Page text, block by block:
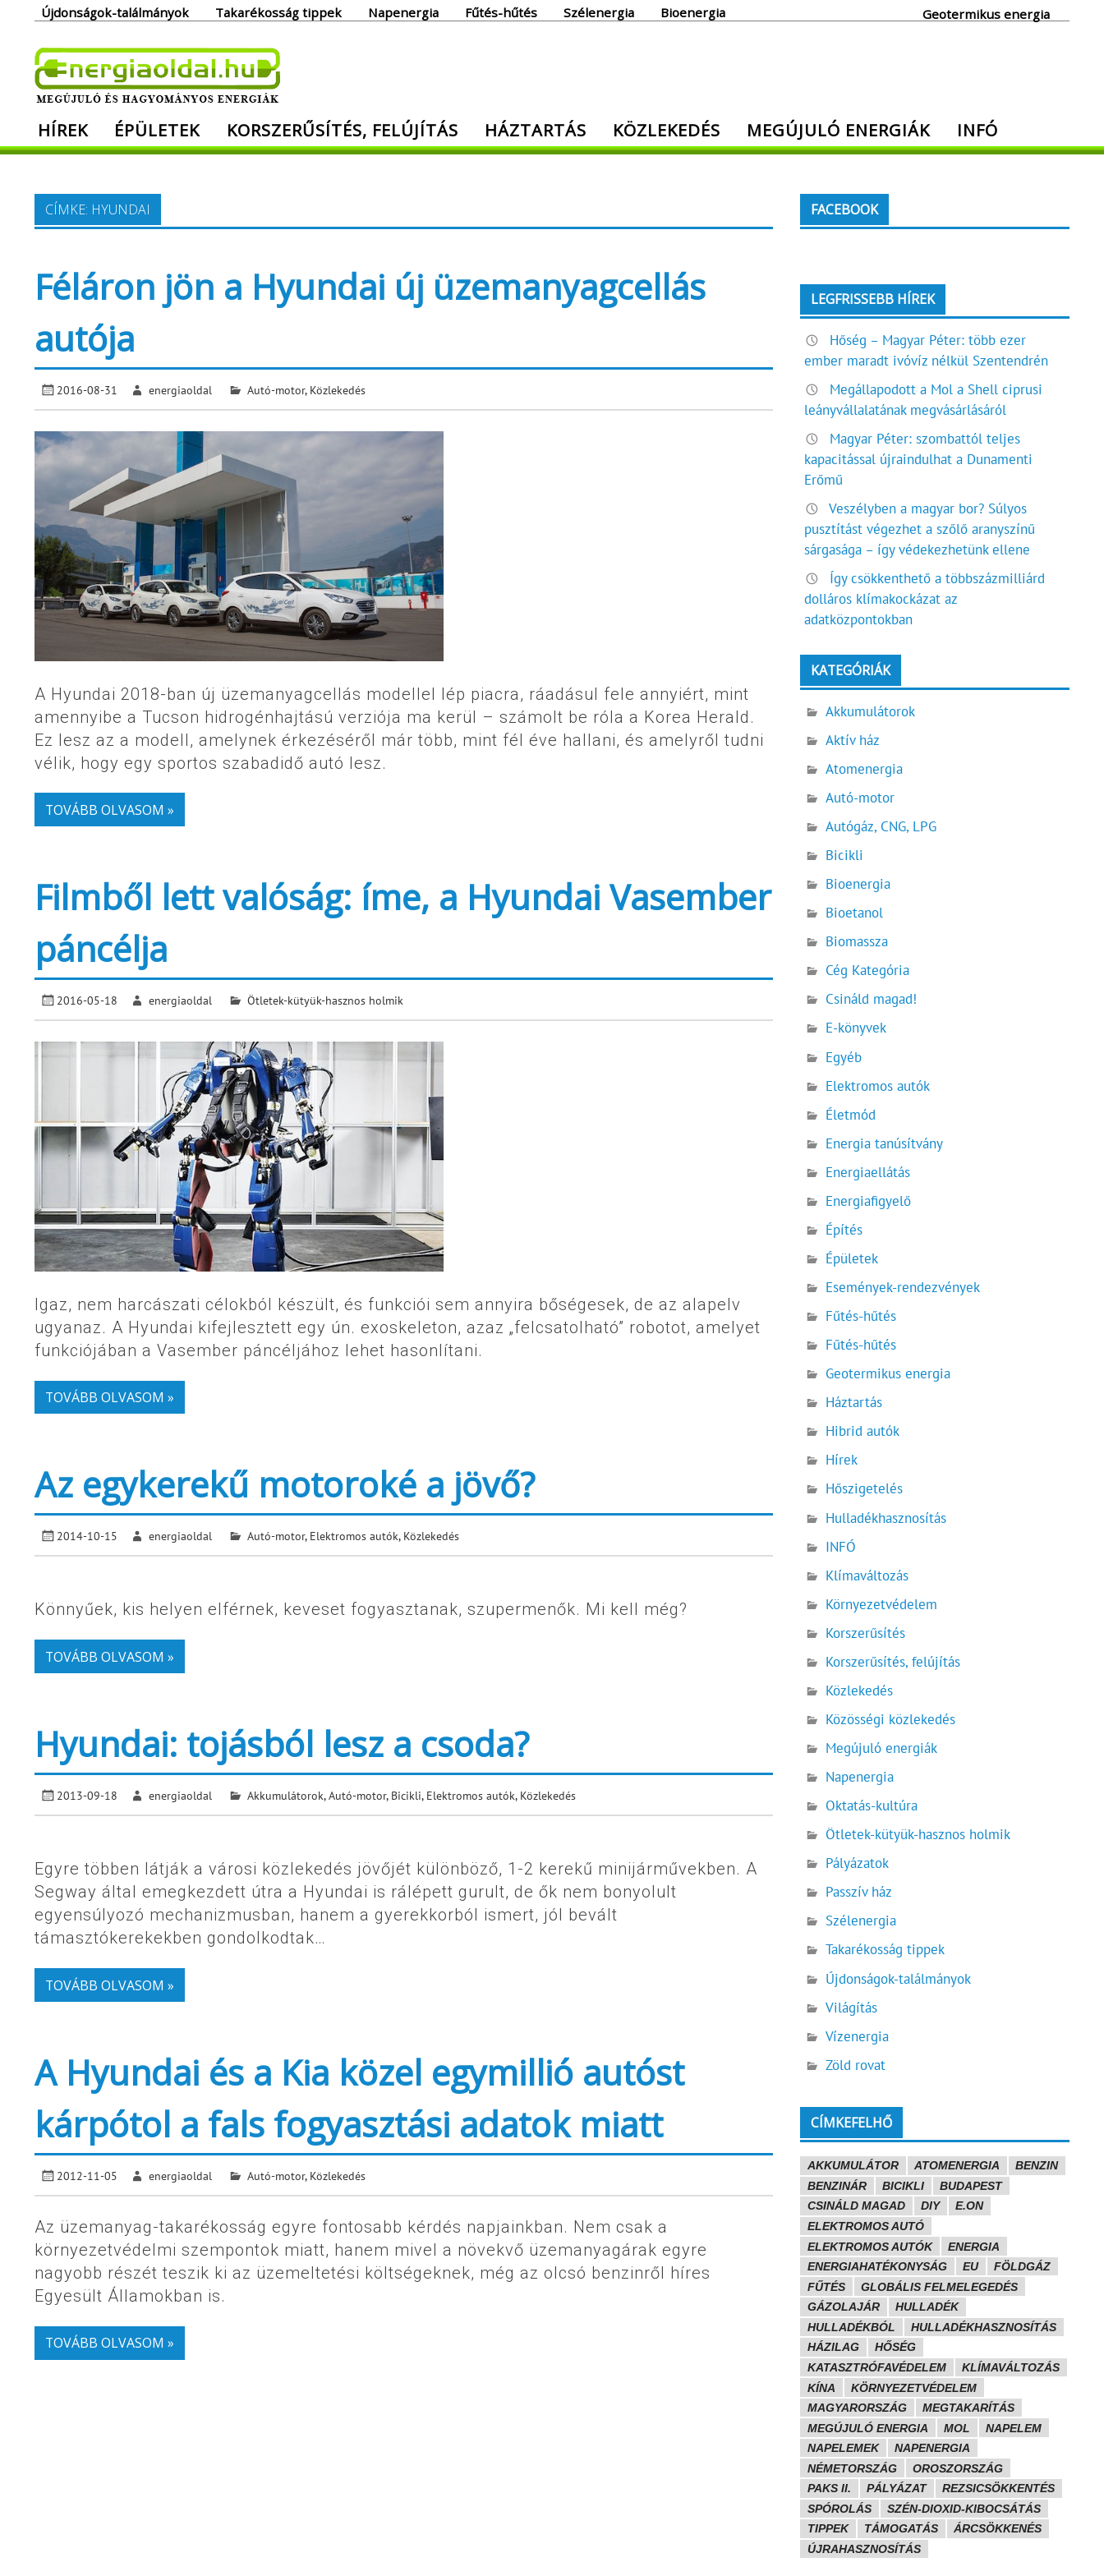
Újdonságok-találmányok Takarékosság tippek Napenergia Fűtés-hűtés Szélenergia Bioenergia Geotermikus energia
Megújuló és hagyományos energiák. Minden, ami energia!
HÍREK ÉPÜLETEK KORSZERŰSÍTÉS, FELÚJÍTÁS HÁZTARTÁS KÖZLEKEDÉS MEGÚJULÓ ENERGIÁK INFÓ
CÍMKE: HYUNDAI
Féláron jön a Hyundai új üzemanyagcellás
autója
2016-08-31 energiaoldal Autó-motor, Közlekedés
A Hyundai 2018-ban új üzemanyagcellás modellel lép piacra, ráadásul fele annyiért, mint
amennyibe a Tucson hidrogénhajtású verziója ma kerül – számolt be róla a Korea Herald.
Ez lesz az a modell, amelynek érkezéséről már több, mint fél éve hallani, és amelyről tudni
vélik, hogy egy sportos szabadidő autó lesz.
TOVÁBB OLVASOM »
Filmből lett valóság: íme, a Hyundai Vasember
páncélja
2016-05-18 energiaoldal Ötletek-kütyük-hasznos holmik
Igaz, nem harcászati célokból készült, és funkciói sem annyira bőségesek, de az alapelv
ugyanaz. A Hyundai kifejlesztett egy ún. exoskeleton, azaz „felcsatolható” robotot, amelyet
funkciójában a Vasember páncéljához lehet hasonlítani.
TOVÁBB OLVASOM »
Az egykerekű motoroké a jövő?
2014-10-15 energiaoldal Autó-motor, Elektromos autók, Közlekedés
Könnyűek, kis helyen elférnek, keveset fogyasztanak, szupermenők. Mi kell még?
TOVÁBB OLVASOM »
Hyundai: tojásból lesz a csoda?
2013-09-18 energiaoldal Akkumulátorok,Autó-motor, Bicikli, Elektromos autók, Közlekedés
Egyre többen látják a városi közlekedés jövőjét különböző, 1-2 kerekű minijárművekben. A
Segway által emegkezdett útra a Hyundai is rálépett gurult, de ők nem bonyolult
egyensúlyozó mechanizmusban, hanem a gyerekkorból ismert, jól bevált
támasztókerekekben gondolkodtak…
TOVÁBB OLVASOM »
A Hyundai és a Kia közel egymillió autóst
kárpótol a fals fogyasztási adatok miatt
2012-11-05 energiaoldal Autó-motor, Közlekedés
Az üzemanyag-takarékosság egyre fontosabb kérdés napjainkban. Nem csak a
környezetvédelmi szempontok miatt, hanem mivel a növekvő üzemanyagárak egyre
nagyobb részét teszik ki az üzemeltetési költségeknek, még az olcsó benzinről híres
Egyesült Államokban is.
TOVÁBB OLVASOM »
FACEBOOK
LEGFRISSEBB HÍREK
Hőség – Magyar Péter: több ezer
ember maradt ivóvíz nélkül Szentendrén
Megállapodott a Mol a Shell ciprusi
leányvállalatának megvásárlásáról
Magyar Péter: szombattól teljes
kapacitással újraindulhat a Dunamenti
Erőmű
Veszélyben a magyar bor? Súlyos
pusztítást végezhet a szőlő aranyszínű
sárgasága – így védekezhetünk ellene
Így csökkenthető a többszázmilliárd
dolláros klímakockázat az
adatközpontokban
KATEGÓRIÁK
Akkumulátorok
Aktív ház
Atomenergia
Autó-motor
Autógáz, CNG, LPG
Bicikli
Bioenergia
Bioetanol
Biomassza
Cég Kategória
Csináld magad!
E-könyvek
Egyéb
Elektromos autók
Életmód
Energia tanúsítvány
Energiaellátás
Energiafigyelő
Építés
Épületek
Események-rendezvények
Fűtés-hűtés
Fűtés-hűtés
Geotermikus energia
Háztartás
Hibrid autók
Hírek
Hőszigetelés
Hulladékhasznosítás
INFÓ
Klímaváltozás
Környezetvédelem
Korszerűsítés
Korszerűsítés, felújítás
Közlekedés
Közösségi közlekedés
Megújuló energiák
Napenergia
Oktatás-kultúra
Ötletek-kütyük-hasznos holmik
Pályázatok
Passzív ház
Szélenergia
Takarékosság tippek
Újdonságok-találmányok
Világítás
Vízenergia
Zöld rovat
CÍMKEFELHŐ
AKKUMULÁTOR ATOMENERGIA
BENZIN
BENZINÁR
BICIKLI
BUDAPEST
CSINÁLD MAGAD
DIY
E.ON
ELEKTROMOS AUTÓ
ELEKTROMOS AUTÓK
ENERGIA
ENERGIAHATÉKONYSÁG
EU
FÖLDGÁZ
FŰTÉS
GLOBÁLIS FELMELEGEDÉS
GÁZOLAJÁR
HULLADÉK
HULLADÉKBÓL
HULLADÉKHASZNOSÍTÁS
HÁZILAG
HŐSÉG
KATASZTRÓFAVÉDELEM
KLÍMAVÁLTOZÁS
KÍNA
KÖRNYEZETVÉDELEM
MAGYARORSZÁG
MEGTAKARÍTÁS
MEGÚJULÓ ENERGIA
MOL
NAPELEM
NAPELEMEK
NAPENERGIA
NÉMETORSZÁG
OROSZORSZÁG
PAKS II.
PÁLYÁZAT
REZSICSÖKKENTÉS
SPÓROLÁS
SZÉN-DIOXID-KIBOCSÁTÁS
TIPPEK
TÁMOGATÁS
ÁRCSÖKKENÉS
ÚJRAHASZNOSÍTÁS